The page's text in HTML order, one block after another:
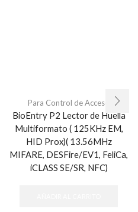
Para Control de Acceso
BioEntry P2 Lector de Huella
Multiformato ( 125KHz EM,
HID Prox)( 13.56MHz
MIFARE, DESFire/EV1, FeliCa,
iCLASS SE/SR, NFC)